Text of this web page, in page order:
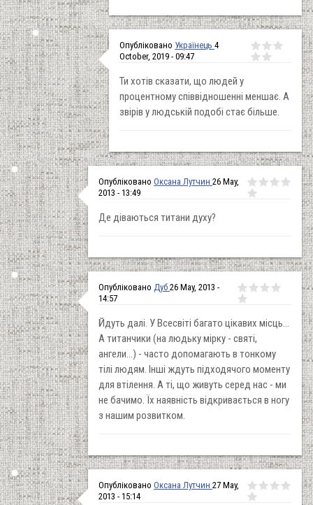
Опубліковано Українець 4
October, 2019 - 09:47
Ти хотів сказати, що людей у
процентному співвідношенні меншає. А
звірів у людській подобі стає більше.
Опубліковано Оксана Лутчин 26 May,
2013 - 13:49
Де діваються титани духу?
Опубліковано Дуб 26 May, 2013 -
14:57
Йдуть далі. У Всесвіті багато цікавих місць...
А титанчики (на людьку мірку - святі,
ангели...) - часто допомагають в тонкому
тілі людям. Інші ждуть підходячого моменту
для втілення. А ті, що живуть серед нас - ми
не бачимо. Їх наявність відкривається в ногу
з нашим розвитком.
Опубліковано Оксана Лутчин 27 May,
2013 - 15:14